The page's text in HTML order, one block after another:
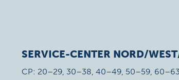
SERVICE-CENTER NORD/
CP: 20–29, 30–38, 40–49, 50–59,